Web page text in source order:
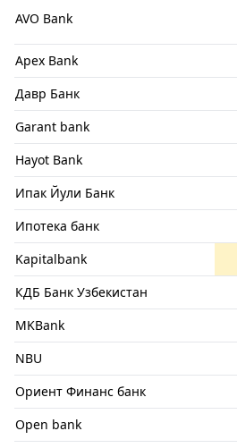
AVO Bank
Apex Bank
Давр Банк
Garant bank
Hayot Bank
Ипак Йули Банк
Ипотека банк
Kapitalbank
КДБ Банк Узбекистан
MKBank
NBU
Ориент Финанс банк
Open bank